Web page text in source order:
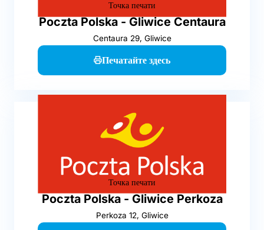
Точка печати
Poczta Polska - Gliwice Centaura
Centaura 29, Gliwice
Печатайте здесь
Точка печати
Poczta Polska - Gliwice Perkoza
Perkoza 12, Gliwice